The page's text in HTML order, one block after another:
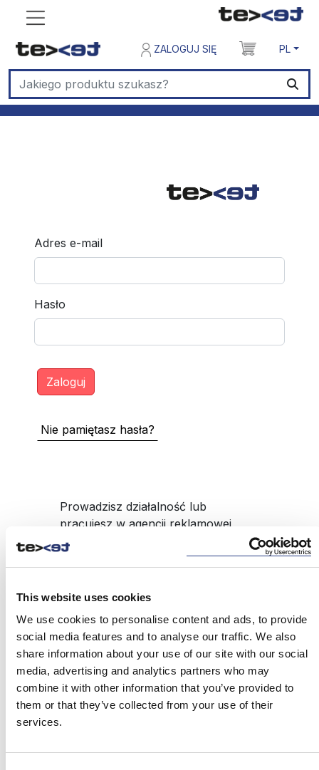
This website uses cookies
We use cookies to personalise content and ads, to provide
social media features and to analyse our traffic. We also
share information about your use of our site with our social
media, advertising and analytics partners who may
combine it with other information that you’ve provided to
them or that they’ve collected from your use of their
services.
ZALOGUJ SIĘ PL
Adres e-mail
Hasło
Nie pamiętasz hasła?
Prowadzisz działalność lub
pracujesz w agencji reklamowej,
pośrednika produktów BTL np.
upominki reklamowe, a nie masz
ZAREJESTRUJ SIĘ